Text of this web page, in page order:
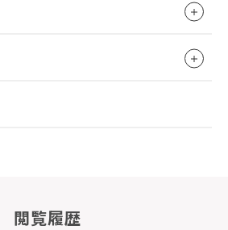
閲覧履歴